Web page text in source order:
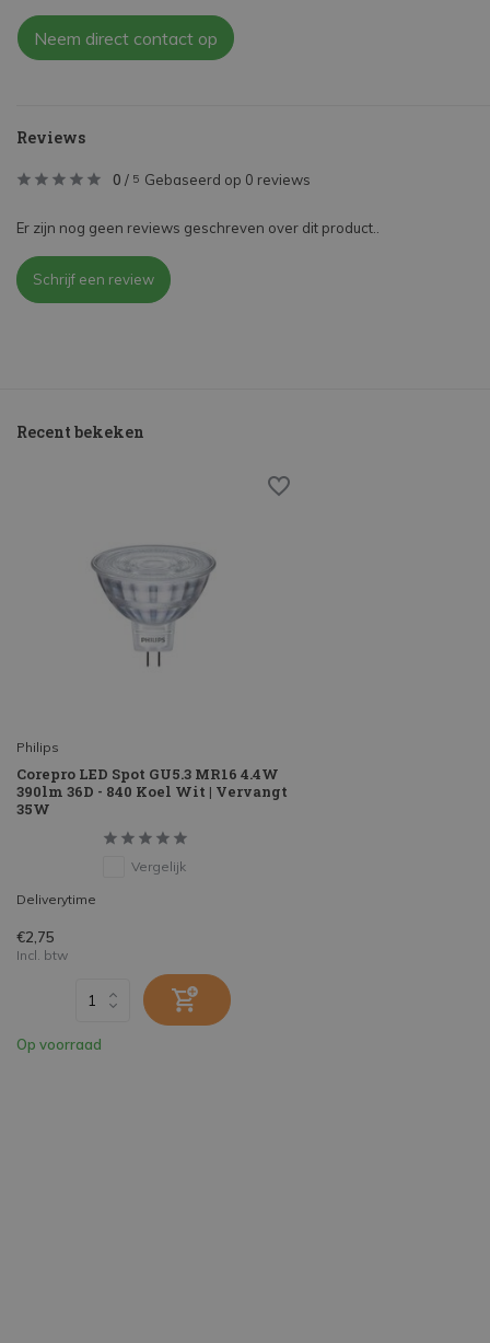
Neem direct contact op
Reviews
0 / 5 Gebaseerd op 0 reviews
Er zijn nog geen reviews geschreven over dit product..
Schrijf een review
Recent bekeken
Philips
Corepro LED Spot GU5.3 MR16 4.4W
390lm 36D - 840 Koel Wit | Vervangt
35W
Vergelijk
Deliverytime
€2,75
Incl. btw
Op voorraad